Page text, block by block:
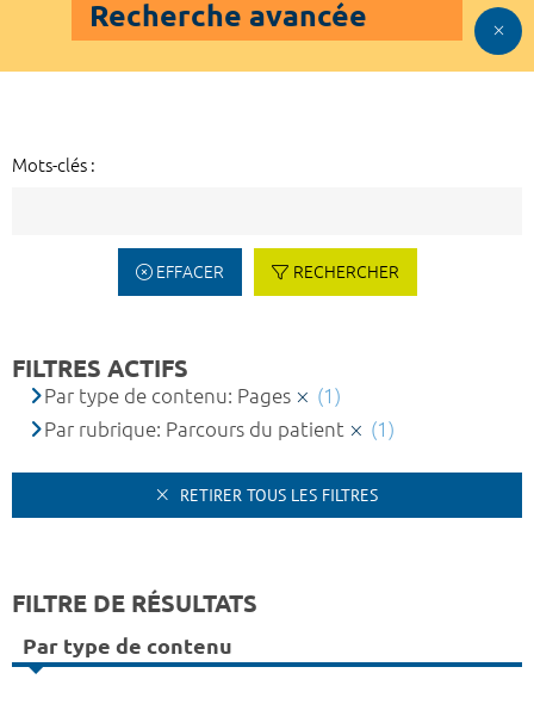
Recherche avancée
Mots-clés :
EFFACER RECHERCHER
FILTRES ACTIFS
Par type de contenu: Pages
(1)
Par rubrique: Parcours du patient
(1)
RETIRER TOUS LES FILTRES
FILTRE DE RÉSULTATS
Par type de contenu